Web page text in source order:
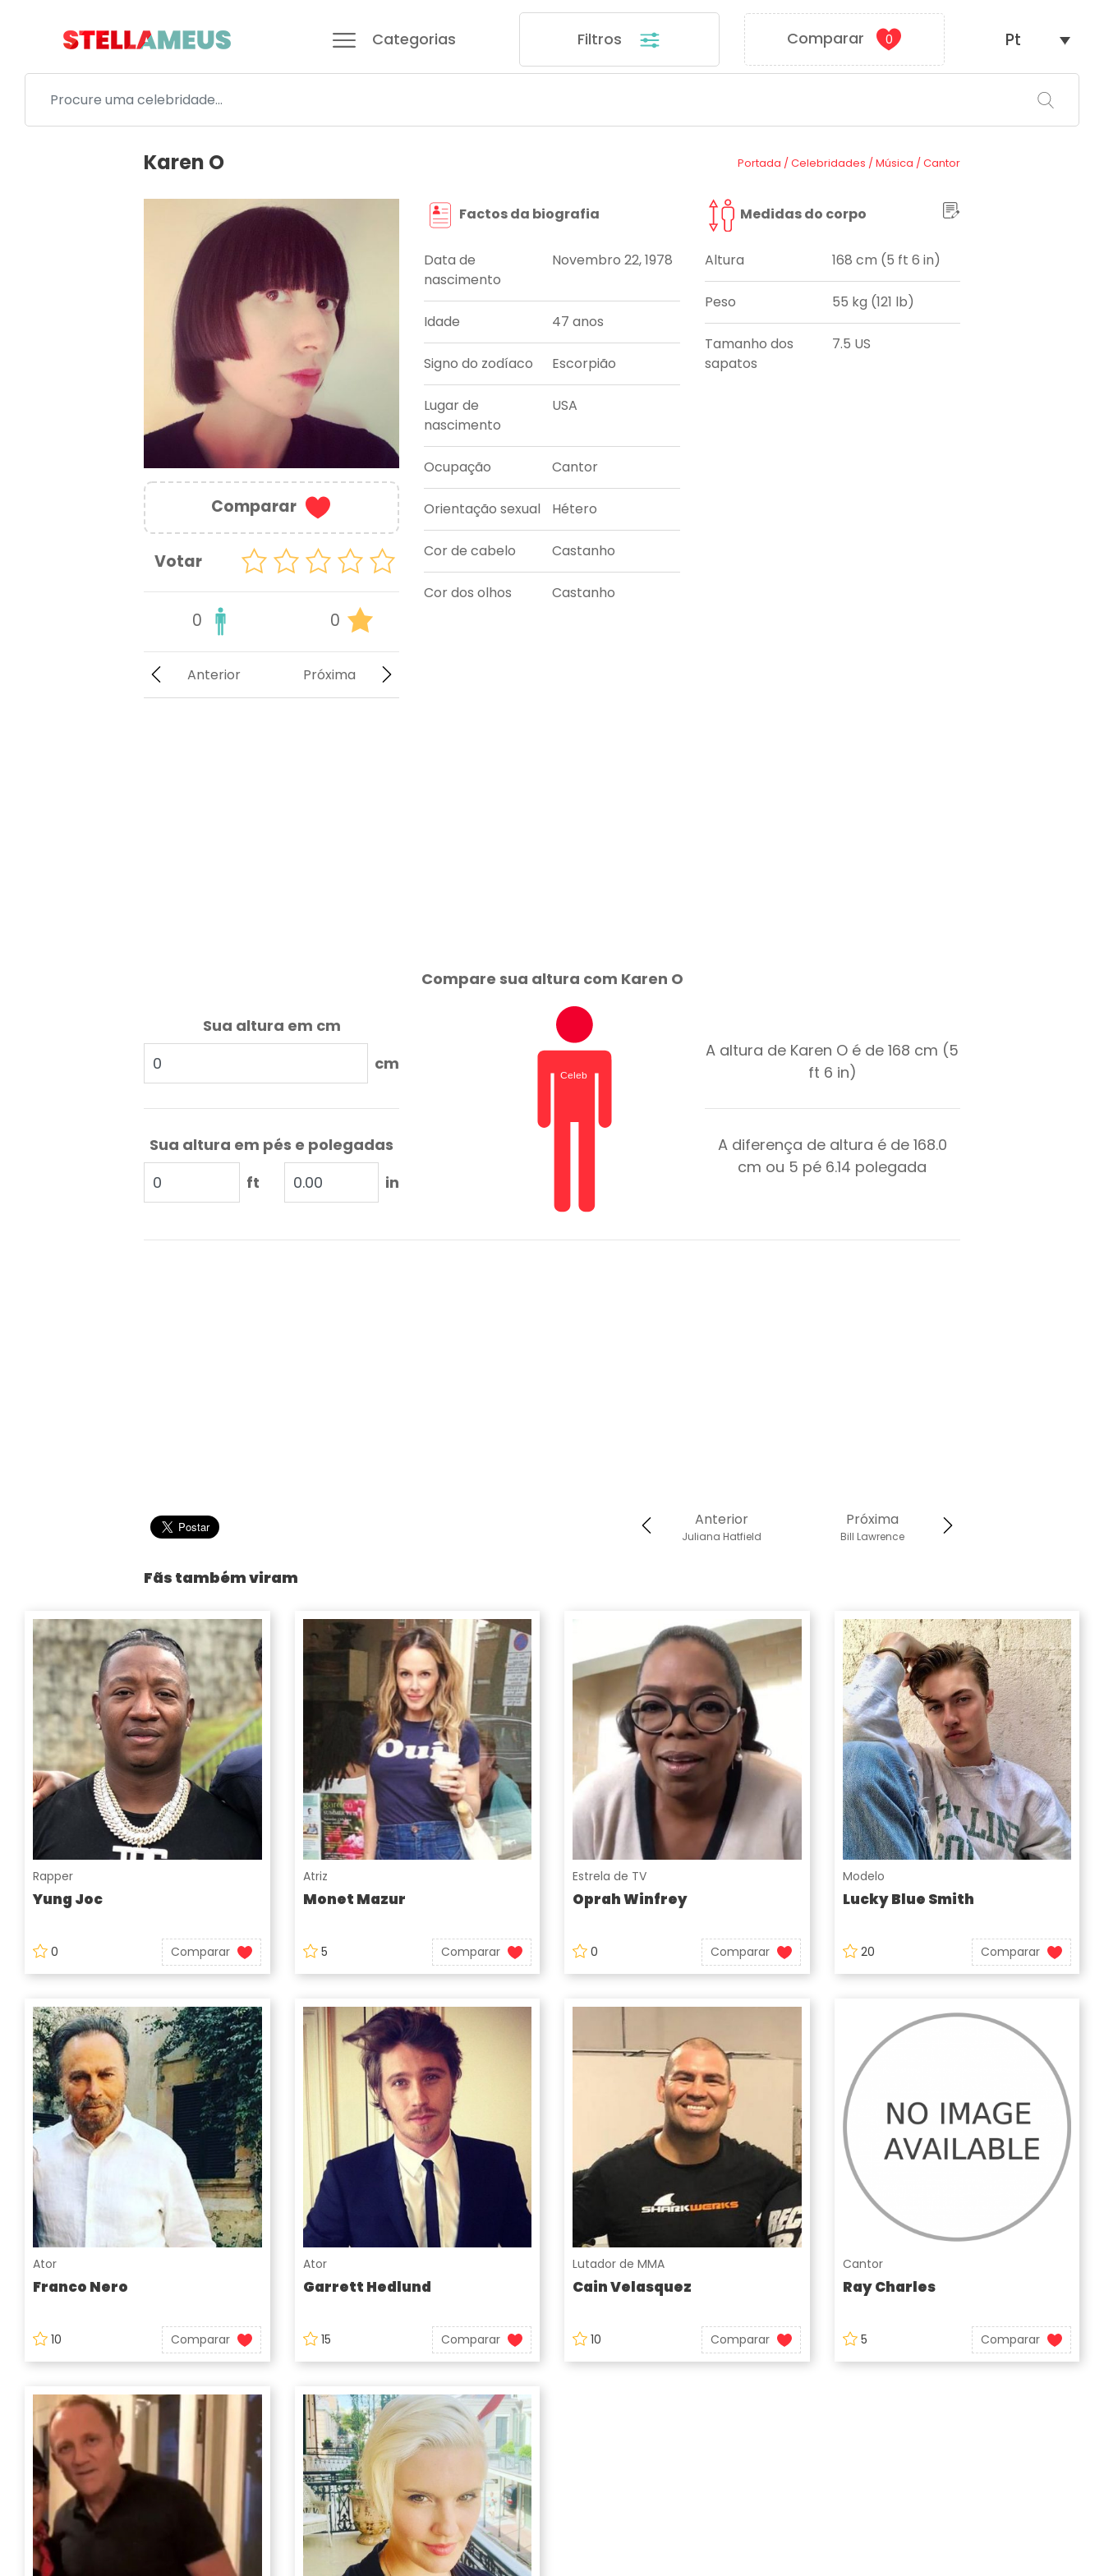
Categorias Filtros Comparar 0 Pt
Karen O Portada /Celebridades /Música /Cantor
Comparar
Votar
0 0
Próxima
Anterior
Factos da biografia
Data de
nascimento
Novembro 22, 1978
Idade 47 anos
Signo do zodíaco Escorpião
Lugar de
nascimento
USA
Ocupação Cantor
Orientação sexual Hétero
Cor de cabelo Castanho
Cor dos olhos Castanho
Medidas do corpo
Altura 168 cm (5 ft 6 in)
Peso 55 kg (121 lb)
Tamanho dos
sapatos
7.5 US
Compare sua altura com Karen O
Sua altura em cm
cm
Sua altura em pés e polegadas
ft
in
A altura de Karen O é de 168 cm (5
ft 6 in)
A diferença de altura é de 168.0
cm ou 5 pé 6.14 polegada
Próxima
Bill Lawrence
Anterior
Juliana Hatfield
Fãs também viram
Rapper
Yung Joc
0 Comparar
Atriz
Monet Mazur
5 Comparar
Estrela de TV
Oprah Winfrey
0 Comparar
Modelo
Lucky Blue Smith
20 Comparar
Ator
Franco Nero
10 Comparar
Ator
Garrett Hedlund
15 Comparar
Lutador de MMA
Cain Velasquez
10 Comparar
Cantor
Ray Charles
5 Comparar